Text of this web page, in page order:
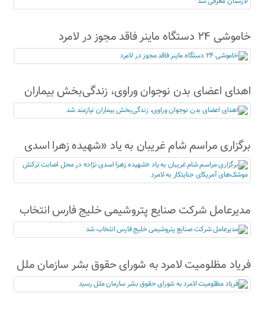
خاموشی ۲۴ دستگاه ماینر فاقد مجوز در لامرد
اهدای اعضای بدن نوجوان وراوی، زندگی‌بخش بیماران
نیازمند شد
برگزاری مراسم شام غریبان به یاد «شهیده زهرا اسدی
نژاد» در محل اصابت ترکش موشک‌های آمریکای
جنایتکار به لامرد
مدیرعامل شرکت صنایع پتروشیمی خلیج فارس انتخاب
شد
فریاد مظلومیت لامرد به شورای حقوق بشر سازمان ملل
رسید